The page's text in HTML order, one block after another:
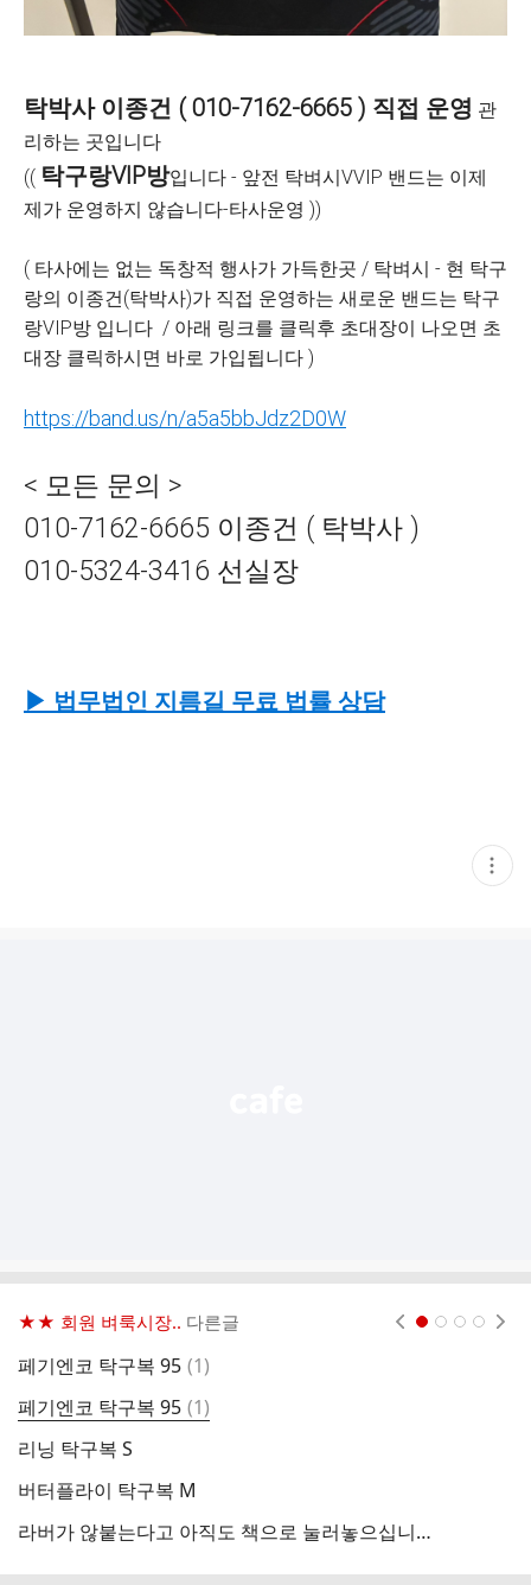
탁박사 이종건 ( 010-7162-6665 ) 직접 운영 관
리하는 곳입니다
(( 탁구랑VIP방입니다 - 앞전 탁벼시VVIP 밴드는 이제
제가 운영하지 않습니다-타사운영 ))
( 타사에는 없는 독창적 행사가 가득한곳 / 탁벼시 - 현 탁구
랑의 이종건(탁박사)가 직접 운영하는 새로운 밴드는 탁구
랑VIP방 입니다 / 아래 링크를 클릭후 초대장이 나오면 초
대장 클릭하시면 바로 가입됩니다 )
https://band.us/n/a5a5bbJdz2D0W
< 모든 문의 >
010-7162-6665 이종건 ( 탁박사 )
010-5324-3416 선실장
▶ 법무법인 지름길 무료 법률 상담
현
재
★★ 회원 벼룩시장.. 다른글
페기엔코 탁구복 95 댓
(1)
페기엔코 탁구복 95 댓
글
(1)
리닝 탁구복 S
버터플라이 탁구복 M
라버가 않붙는다고 아직도 책으로 눌러놓으십니까? 완벽해결해드려요